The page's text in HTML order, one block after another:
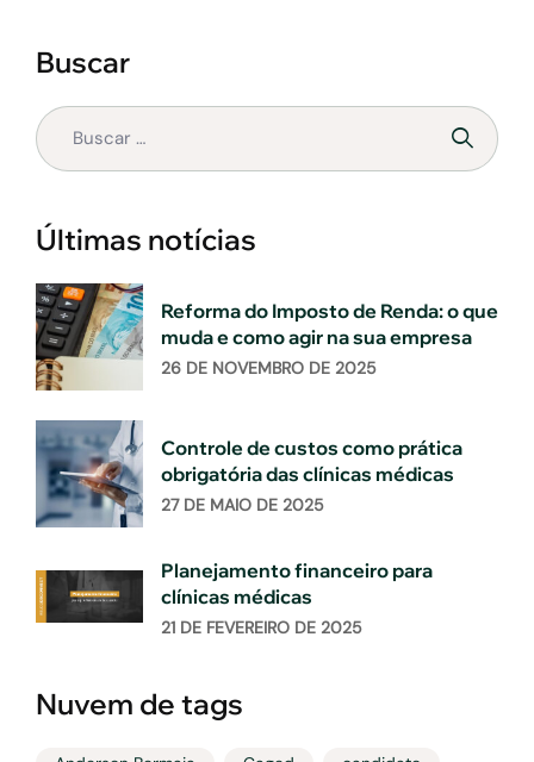
Buscar
Últimas notícias
Reforma do Imposto de Renda: o que
muda e como agir na sua empresa
26 DE NOVEMBRO DE 2025
Controle de custos como prática
obrigatória das clínicas médicas
27 DE MAIO DE 2025
Planejamento financeiro para
clínicas médicas
21 DE FEVEREIRO DE 2025
Nuvem de tags